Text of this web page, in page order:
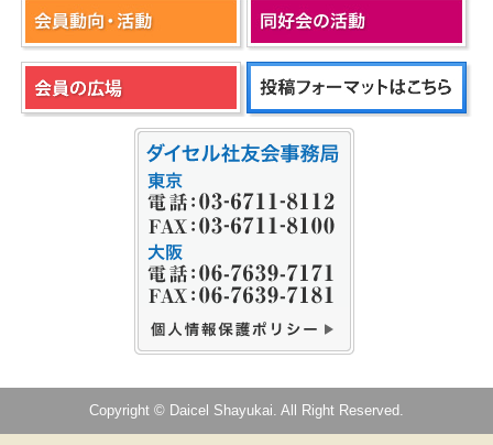
Copyright © Daicel Shayukai. All Right Reserved.